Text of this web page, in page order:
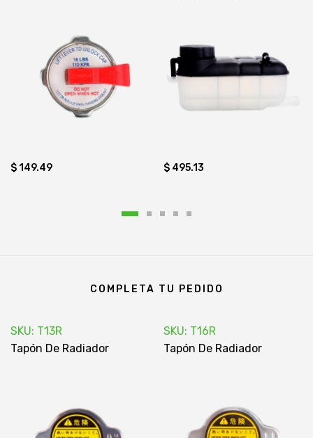
$ 149.49 $ 495.13
COMPLETA TU PEDIDO
SKU: T13R
Tapón De Radiador
SKU: T16R
Tapón De Radiador